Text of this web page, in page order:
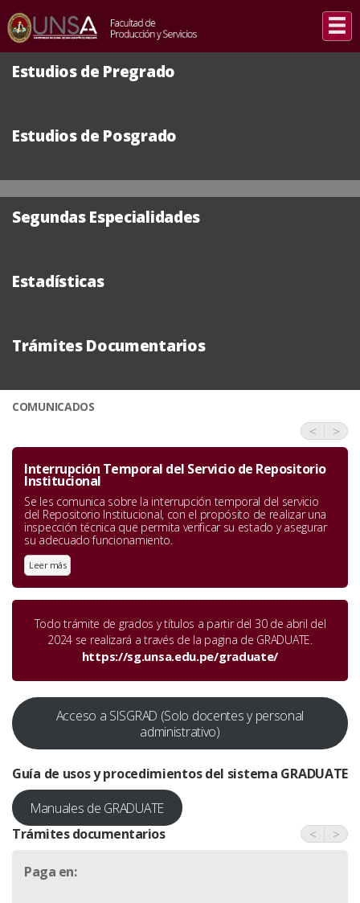
Estudios de Pregrado
Estudios de Posgrado
Segundas Especialidades
Estadísticas
Trámites Documentarios
COMUNICADOS
< >
Interrupción Temporal del Servicio de Repositorio
Institucional
Se les comunica sobre la interrupción temporal del servicio
del Repositorio Institucional, con el propósito de realizar una
inspección técnica que permita verificar su estado y asegurar
su adecuado funcionamiento.
Leer más
Todo trámite de grados y títulos a partir del 30 de abril del
2024 se realizará a través de la pagina de GRADUATE.
https://sg.unsa.edu.pe/graduate/
Acceso a SISGRAD (Solo docentes y personal
administrativo)
Guía de usos y procedimientos del sistema GRADUATE
Manuales de GRADUATE
Trámites documentarios
< >
Paga en: